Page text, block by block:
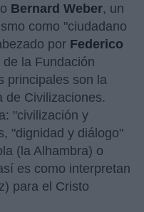
Bernard Weber, un
como "ciudadano
por Federico
de la Fundación
principales son la
de Civilizaciones.
"civilización y
"dignidad y diálogo"
(la Alhambra) o
es como interpretan
para el Cristo